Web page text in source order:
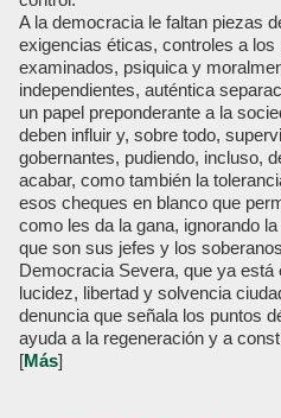
A la democracia le faltan piezas
exigencias éticas, controles a
examinados, psiquica y
independientes, auténtica
un papel preponderante a la
deben influir y, sobre todo,
gobernantes, pudiendo, incluso,
acabar, como también la
esos cheques en blanco que
como les da la gana, ignorando
que son sus jefes y los
Democracia Severa, que ya está
lucidez, libertad y solvencia
denuncia que señala los puntos
ayuda a la regeneración y a
[Más]